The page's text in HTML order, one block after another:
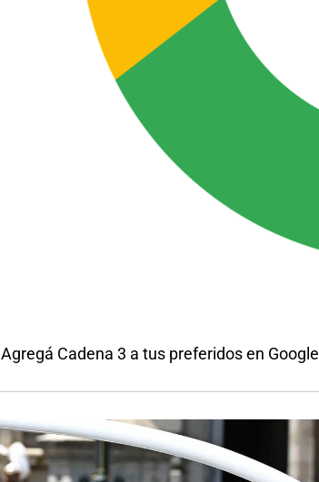
Agregá Cadena 3 a tus preferidos en Google